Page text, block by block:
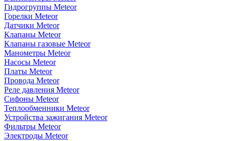
Гидрогруппы Meteor
Горелки Meteor
Датчики Meteor
Клапаны Meteor
Клапаны газовые Meteor
Манометры Meteor
Насосы Meteor
Платы Meteor
Провода Meteor
Реле давления Meteor
Сифоны Meteor
Теплообменники Meteor
Устройства зажигания Meteor
Фильтры Meteor
Электроды Meteor